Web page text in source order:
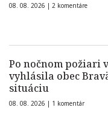
08. 08. 2026 | 2 komentáre
Po nočnom požiari
vyhlásila obec
situáciu
08. 08. 2026 | 1 komentár